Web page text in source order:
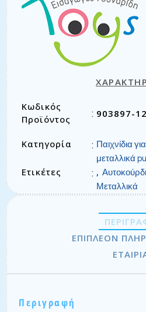
Κωδικός
Προϊόντος
: 903897-
Κατηγορία : Παιχνίδια
μεταλλικά
Ετικέτες : ,
Μεταλλικά
ΕΠΙΠΛΈΟΝ
Περιγραφή